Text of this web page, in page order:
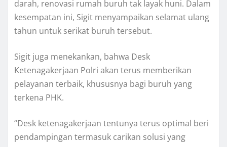
darah, renovasi rumah buruh tak layak huni. Dalam
kesempatan ini, Sigit menyampaikan selamat ulang
tahun untuk serikat buruh tersebut.
Sigit juga menekankan, bahwa Desk
Ketenagakerjaan Polri akan terus memberikan
pelayanan terbaik, khususnya bagi buruh yang
terkena PHK.
“Desk ketenagakerjaan tentunya terus optimal beri
pendampingan termasuk carikan solusi yang